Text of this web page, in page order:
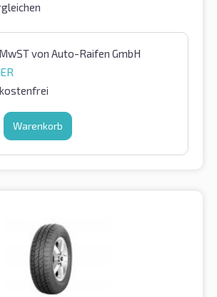
von Auto-Raifen GmbH
Warenkorb